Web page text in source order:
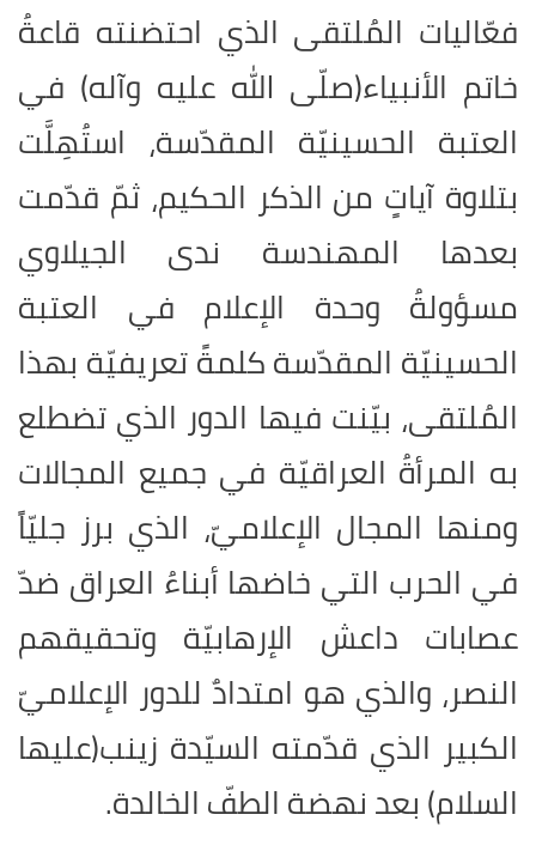
فعّاليات المُلتقى الذي احتضنته قاعةُ
خاتم الأنبياء(صلّى الله عليه وآله) في
العتبة الحسينيّة المقدّسة، استُهِلَّت
بتلاوة آياتٍ من الذكر الحكيم، ثمّ قدّمت
بعدها المهندسة ندى الجيلاوي
مسؤولةُ وحدة الإعلام في العتبة
الحسينيّة المقدّسة كلمةً تعريفيّة بهذا
المُلتقى، بيّنت فيها الدور الذي تضطلع
به المرأةُ العراقيّة في جميع المجالات
ومنها المجال الإعلاميّ، الذي برز جليّاً
في الحرب التي خاضها أبناءُ العراق ضدّ
عصابات داعش الإرهابيّة وتحقيقهم
النصر، والذي هو امتدادٌ للدور الإعلاميّ
الكبير الذي قدّمته السيّدة زينب(عليها
السلام) بعد نهضة الطفّ الخالدة.